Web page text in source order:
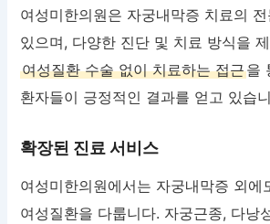
여성미한의원은 자궁내막증 치료의
있으며, 다양한 진단 및 치료 방식을
여성질환 수술 없이 치료하는 접근을
환자들이 긍정적인 결과를 얻고 있습
확장된 진료 서비스
여성미한의원에서는 자궁내막증 외에
여성질환을 다룹니다. 자궁근종, 다낭